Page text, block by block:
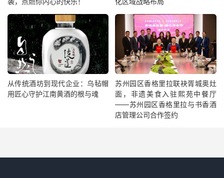
从传统酒坊到现代企业：乌毡帽
用匠心守护江南黄酒的根与魂
苏州园区香格里拉联袂胥城奥灶
面，非遗美食入驻熙苑中餐厅
——苏州园区香格里拉与书香酒
店管理公司合作签约